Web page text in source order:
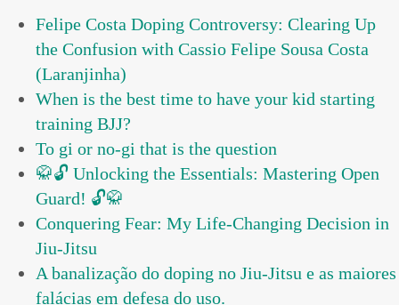
Felipe Costa Doping Controversy: Clearing Up
the Confusion with Cassio Felipe Sousa Costa
(Laranjinha)
When is the best time to have your kid starting
training BJJ?
To gi or no-gi that is the question
🥋🔓 Unlocking the Essentials: Mastering Open
Guard! 🔓🥋
Conquering Fear: My Life-Changing Decision in
Jiu-Jitsu
A banalização do doping no Jiu-Jitsu e as maiores
falácias em defesa do uso.